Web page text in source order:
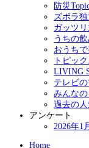
防災
ズボラ
ガッツ
うちの
おうち
トピック
LIVING
テレビ
みんな
過去の
アンケート
2026年1
Home